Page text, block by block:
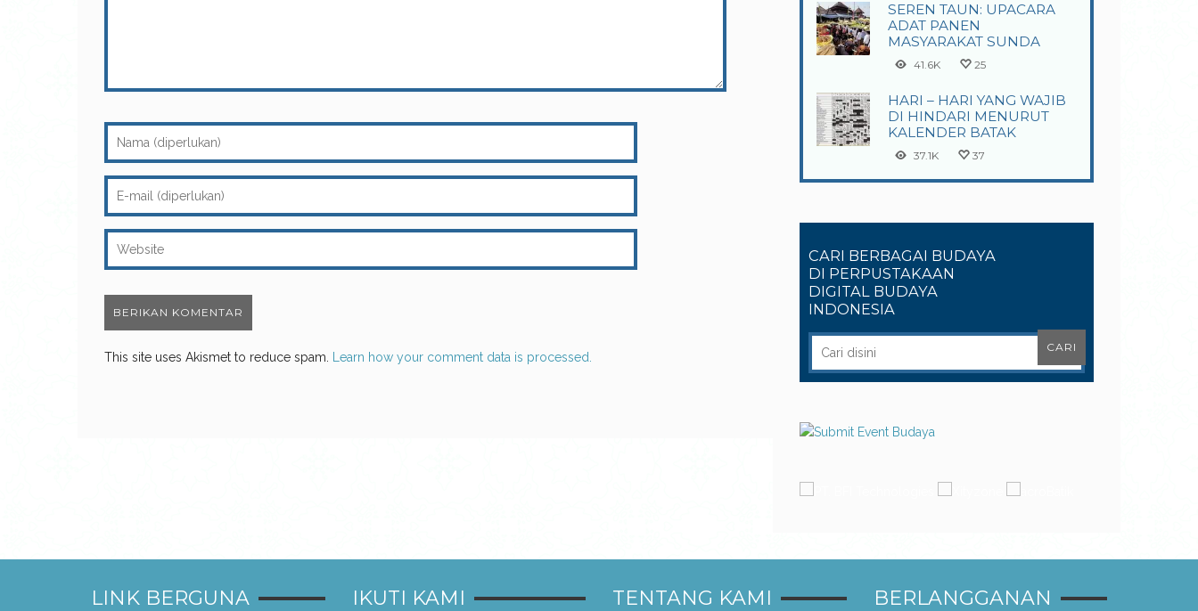
This site uses Akismet to reduce spam. Learn how your comment data is processed.
SEREN TAUN: UPACARA
ADAT PANEN
MASYARAKAT SUNDA
41.6K 25
HARI – HARI YANG WAJIB
DI HINDARI MENURUT
KALENDER BATAK
37.1K 37
CARI BERBAGAI BUDAYA
DI PERPUSTAKAAN
DIGITAL BUDAYA
INDONESIA
LINK BERGUNA IKUTI KAMI TENTANG KAMI BERLANGGANAN